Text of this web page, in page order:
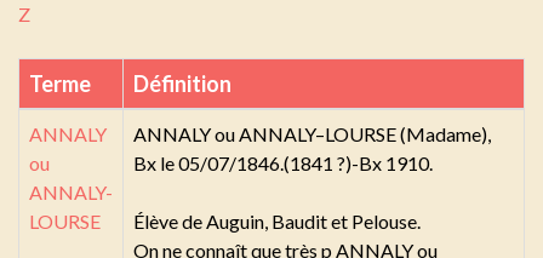
Z
Terme Définition
ANNALY
ou
ANNALY-
LOURSE
ANNALY ou ANNALY–LOURSE (Madame),
Bx le 05/07/1846.(1841 ?)-Bx 1910.
Élève de Auguin, Baudit et Pelouse.
On ne connaît que très p ANNALY ou